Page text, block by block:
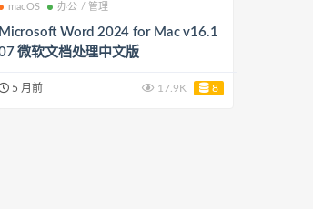
macOS 办公 / 管理
Microsoft Word 2024 for Mac v16.1
微软文档处理中文版
5 月前 17.9K 8